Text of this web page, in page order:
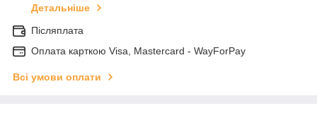
Детальніше
Післяплата
Оплата карткою Visa, Mastercard - WayForPay
Всі умови оплати